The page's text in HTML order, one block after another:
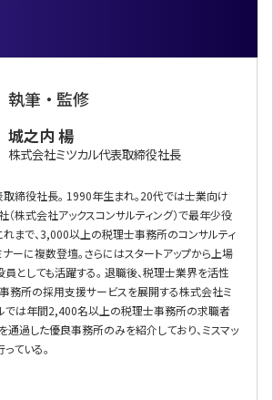
執筆 ・ 監修
城之内 楊
株式会社ミツカル代表取締役社長
締役社長。 1990年生まれ。20代では士業向け
（株式会社アックスコンサルティング）で最年少役
れまで、3,000以上の税理士事務所のコンサルティ
ーに複数登壇。さらにはスタートアップから上場
としても活躍する。 退職後、税理士業界を活性
務所の採用支援サービスを展開する株式会社ミ
では年間2,400名以上の税理士事務所の求職者
通過した優良事務所のみを紹介しており、ミスマッ
ている。